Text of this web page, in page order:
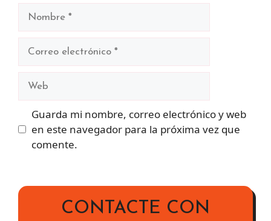
Nombre
Guarda mi nombre, correo electrónico y web
en este navegador para la próxima vez que
comente.
CONTACTE CON